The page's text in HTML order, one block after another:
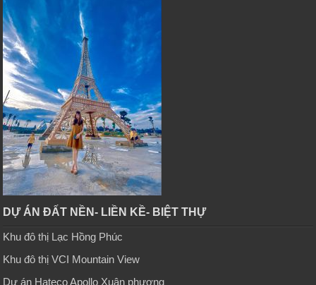
DỰ ÁN ĐẤT NỀN- LIỀN KỀ- BIỆT THỰ
Khu đô thị Lạc Hồng Phúc
Khu đô thị VCI Mountain View
Dự án Hateco Apollo Xuân phương